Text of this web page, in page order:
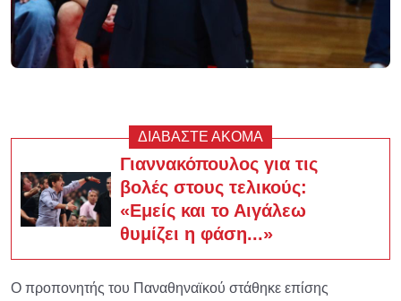
ΔΙΑΒΑΣΤΕ ΑΚΟΜΑ
Γιαννακόπουλος για τις
βολές στους τελικούς:
«Εμείς και το Αιγάλεω
θυμίζει η φάση...»
Ο προπονητής του Παναθηναϊκού στάθηκε επίσης